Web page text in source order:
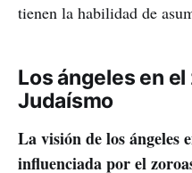
tienen la habilidad de
Los ángeles en
Judaísmo
La visión de los ángeles
influenciada por el